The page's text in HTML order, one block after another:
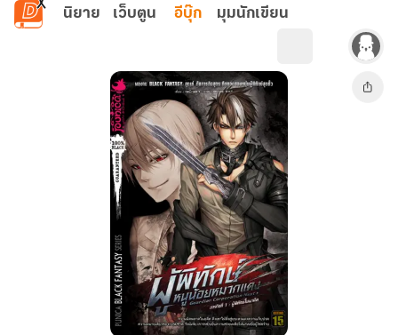
ข้ามไปยังเนื้อหาหลัก
นิยาย เว็บตูน อีบุ๊ก มุมนักเขียน